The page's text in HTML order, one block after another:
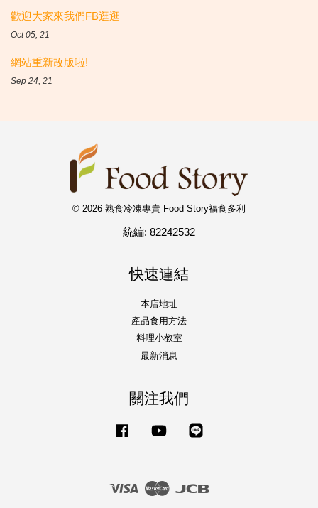
歡迎大家來我們FB逛逛
Oct 05, 21
網站重新改版啦!
Sep 24, 21
© 2026 熟食冷凍專賣 Food Story福食多利
統編: 82242532
快速連結
本店地址
產品食用方法
料理小教室
最新消息
關注我們
Facebook YouTube
Visa Master